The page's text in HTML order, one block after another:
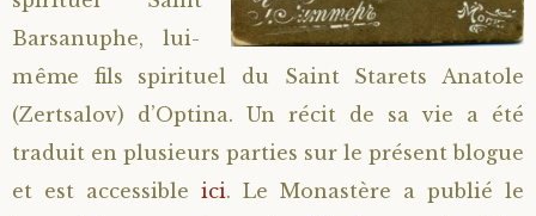
Saint Seraphim de Sarov
Saint Seraphim de Vyritsa
Saint Serge de Radonège
Higoumène Boris (Kramtsov)
Bienheureuses et Staritsas
Bienheureuse Lioubouchka
Geronda Grigorios de Dochiariou
Barsanuphe, lui-
même fils spirituel du Saint Starets Anatole
(Zertsalov) d’Optina. Un récit de sa vie a été
traduit en plusieurs parties sur le présent blogue
et est accessible ici. Le Monastère a publié le